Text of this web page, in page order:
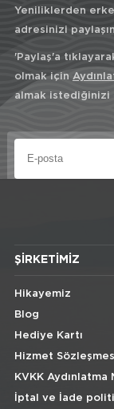
Yeniliklerden
adresinizi
'Paylaş'a
olmak için
almak istediğinizi
ŞIRKETIMIZ
Hikayemiz
Blog
Hediye Kartı
Hizmet
KVKK Aydınlatma
İptal ve İade